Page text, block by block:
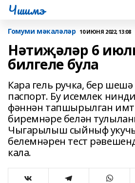
Чишмэ
Гомуми мәкаләләр 10 ИЮНЯ 2022, 13:08
Нәтиҗәләр 6
билгеле була
Кара гель ручка, бер
паспорт. Бу исемлек
фәннән тапшырылган
биремнәре белән
Чыгарылыш сыйныф
белемнәрен тест
кала.